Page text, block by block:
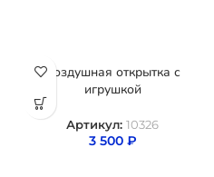
Воздушная открытка с
игрушкой
Артикул: 10326
3 500 ₽